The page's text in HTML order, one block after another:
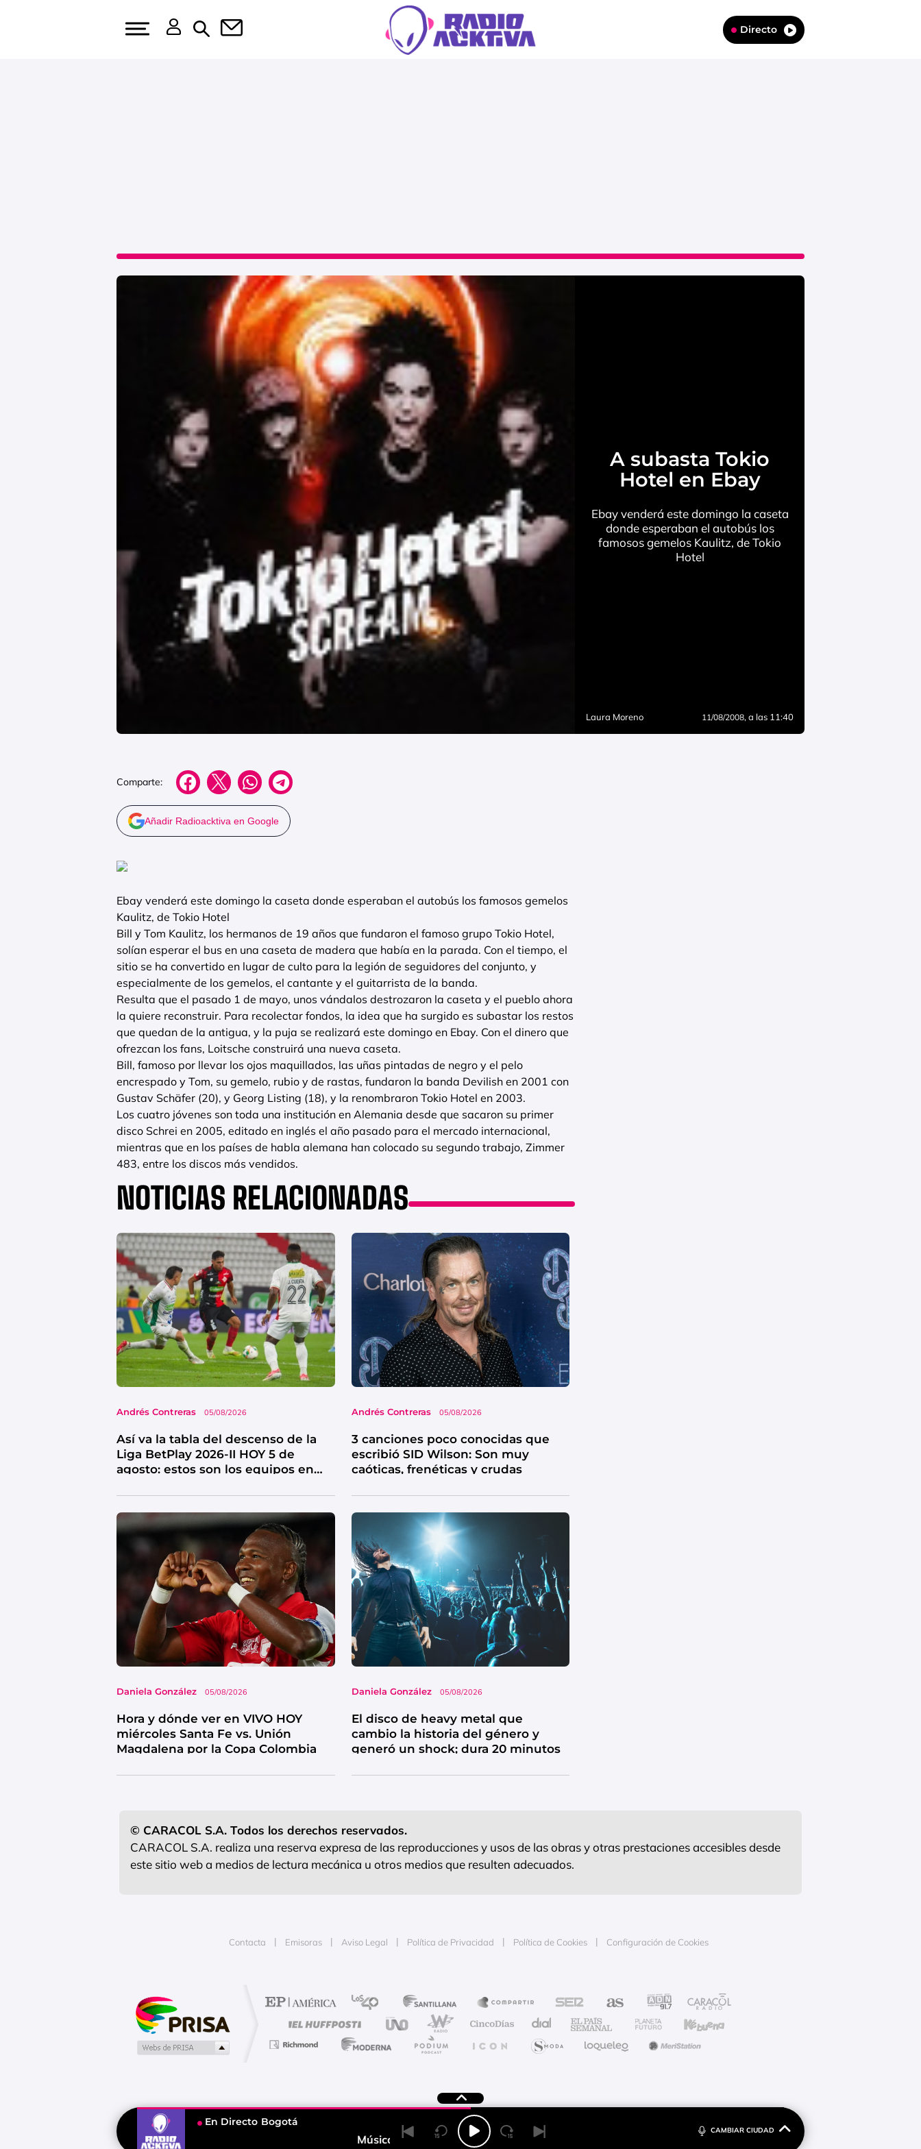
Directo
A subasta Tokio
Hotel en Ebay
Ebay venderá este domingo la caseta
donde esperaban el autobús los
famosos gemelos Kaulitz, de Tokio
Hotel
Laura Moreno 11/08/2008, a las 11:40
Comparte:
Añadir Radioacktiva en Google
Ebay venderá este domingo la caseta donde esperaban el autobús los famosos gemelos
Kaulitz, de Tokio Hotel
Bill y Tom Kaulitz, los hermanos de 19 años que fundaron el famoso grupo Tokio Hotel,
solían esperar el bus en una caseta de madera que había en la parada. Con el tiempo, el
sitio se ha convertido en lugar de culto para la legión de seguidores del conjunto, y
especialmente de los gemelos, el cantante y el guitarrista de la banda.
Resulta que el pasado 1 de mayo, unos vándalos destrozaron la caseta y el pueblo ahora
la quiere reconstruir. Para recolectar fondos, la idea que ha surgido es subastar los restos
que quedan de la antigua, y la puja se realizará este domingo en Ebay. Con el dinero que
ofrezcan los fans, Loitsche construirá una nueva caseta.
Bill, famoso por llevar los ojos maquillados, las uñas pintadas de negro y el pelo
encrespado y Tom, su gemelo, rubio y de rastas, fundaron la banda Devilish en 2001 con
Gustav Schäfer (20), y Georg Listing (18), y la renombraron Tokio Hotel en 2003.
Los cuatro jóvenes son toda una institución en Alemania desde que sacaron su primer
disco Schrei en 2005, editado en inglés el año pasado para el mercado internacional,
mientras que en los países de habla alemana han colocado su segundo trabajo, Zimmer
483, entre los discos más vendidos.
NOTICIAS RELACIONADAS
Andrés Contreras 05/08/2026
Así va la tabla del descenso de la
Liga BetPlay 2026-II HOY 5 de
agosto: estos son los equipos en
Andrés Contreras 05/08/2026
3 canciones poco conocidas que
escribió SID Wilson: Son muy
caóticas, frenéticas y crudas
Daniela González 05/08/2026
Hora y dónde ver en VIVO HOY
miércoles Santa Fe vs. Unión
Magdalena por la Copa Colombia
Daniela González 05/08/2026
El disco de heavy metal que
cambio la historia del género y
generó un shock; dura 20 minutos
© CARACOL S.A. Todos los derechos reservados.
CARACOL S.A. realiza una reserva expresa de las reproducciones y usos de las obras y otras prestaciones accesibles desde
este sitio web a medios de lectura mecánica u otros medios que resulten adecuados.
Contacta Emisoras Aviso Legal Política de Privacidad Política de Cookies Configuración de Cookies
Publicidad
Tu contenido empezará después de la publicidad
En Directo Bogotá
Música Radioacktiva - Camilo Ramírez; LuisK Guerrero; Julio César Escovar; Alex Champion Rodríguez
CAMBIAR CIUDAD